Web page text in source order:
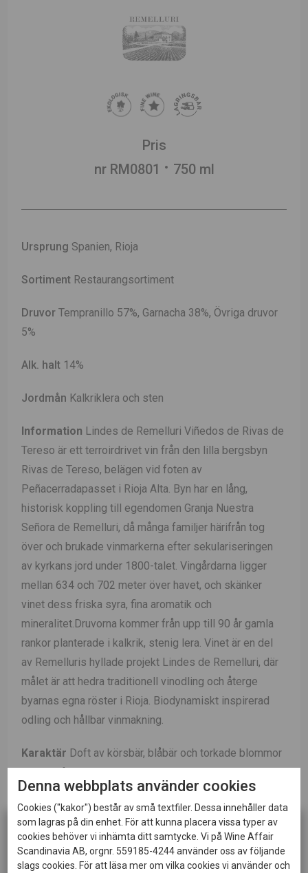
Pris
nr RM0801
750 ml
Ursprung Spanien, Rioja
Sortiment Restaurangsortiment
Druvor Tempranillo 57%, Garnacha 38%, Övriga druvor
5%
Alk. halt 14%
Jordmån Kalkriklera och sten
Information Lindes de Remelluri Viñedos de Rivas de
Tereso är ett terroirdrivet vin från den lilla bergsbyn
Rivas de Tereso, belägen vid foten av
Peñacerradapasset i Rioja Alta. Byn har en lång,
historisk koppling till egendomen Granja Nuestra
Señora de Remelluri, då många familjer härifrån tog
över och brukade vinmarkerna efter sekulariseringen
av kyrkans jord under 1800-talet. Vingårdarna ligger
mellan 634 och 702 meter över havet, och skänker
vinet dess friska syra, fina aromatik och
mineralitet.Druvorna kommer från upp till 90 år gamla
rankor planterade i kalkrik, stenig lera. Vinet är en del
av Remelluris hyllade projekt Lindes de Remelluri, där
målet är att hedra traditionell vinodling och återge
byarnas egna röster i Rioja. Biodynamiskt inspirerad
odling och hållbar vinmakning.
Karaktär Doft av körsbär, blåbär och torkade blommor
med ett friskt och elegant uttryck. Smaken är
mineralisk, energifylld och texturdriven med kritiga
toner, fina örtiga nyanser och ett inslag av bergsluft.
Finkorniga tanniner ger struktur och balans. Avslutet är
långt och koncentrerat.
Denna webbplats använder cookies
Cookies ("kakor") består av små textfiler. Dessa innehåller data
som lagras på din enhet. För att kunna placera vissa typer av
cookies behöver vi inhämta ditt samtycke. Vi på Wine Affair
Scandinavia AB, orgnr. 559185-4244 använder oss av följande
slags cookies. För att läsa mer om vilka cookies vi använder och